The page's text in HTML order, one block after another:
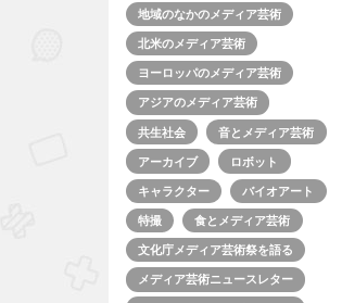
地域のなかのメディア芸術
北米のメディア芸術
ヨーロッパのメディア芸術
アジアのメディア芸術
共生社会 音とメディア芸術
アーカイブ ロボット
キャラクター バイオアート
特撮 食とメディア芸術
文化庁メディア芸術祭を語る
メディア芸術ニュースレター